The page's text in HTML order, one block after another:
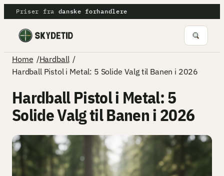
Spring
til
indhold
Priser fra danske forhandlere
Home /Hardball /
Hardball Pistol i Metal: 5 Solide Valg til Banen i 2026
Hardball Pistol i Metal: 5
Solide Valg til Banen i 2026